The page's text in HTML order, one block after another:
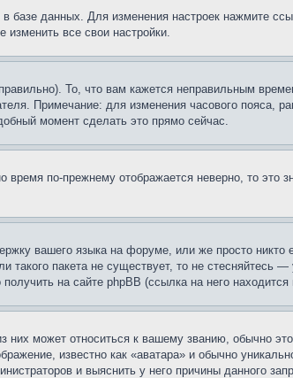
базе данных. Для изменения настроек нажмите
все свои настройки.
То, что вам кажется неправильным
Примечание: для изменения часового пояса,
момент сделать это прямо сейчас.
время по-прежнему отображается неверно, то это
вашего языка на форуме, или же просто
пакета не существует, то не стесняйтесь
на сайте phpBB (ссылка на него находится
может относиться к вашему званию, обычно
известно как «аватара» и обычно
и выяснить у него причины данного